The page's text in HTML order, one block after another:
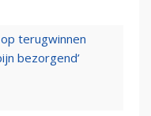
terugwinnen
bezorgend’